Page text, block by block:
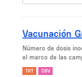
Vacunación
Número de dosis
el marco de las
TXT CSV